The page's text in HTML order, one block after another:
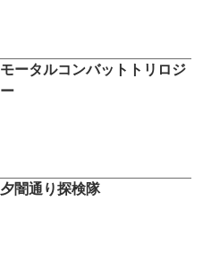
モータルコンバットトリロジ
ー
夕闇通り探検隊